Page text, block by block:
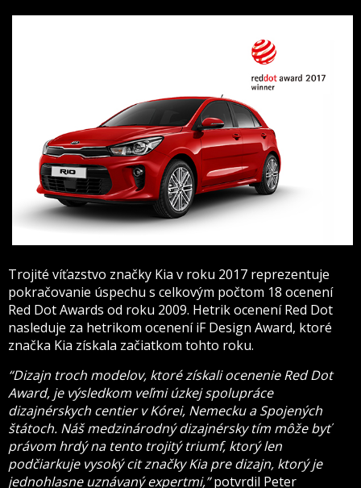
Trojité víťazstvo značky Kia v roku 2017 reprezentuje
pokračovanie úspechu s celkovým počtom 18 ocenení
Red Dot Awards od roku 2009. Hetrik ocenení Red Dot
nasleduje za hetrikom ocenení iF Design Award, ktoré
značka Kia získala začiatkom tohto roku.
“Dizajn troch modelov, ktoré získali ocenenie Red Dot
Award, je výsledkom veľmi úzkej spolupráce
dizajnérskych centier v Kórei, Nemecku a Spojených
štátoch. Náš medzinárodný dizajnérsky tím môže byť
právom hrdý na tento trojitý triumf, ktorý len
podčiarkuje vysoký cit značky Kia pre dizajn, ktorý je
jednohlasne uznávaný expertmi,”potvrdil Peter